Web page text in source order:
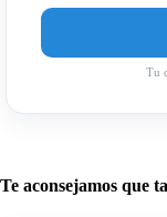
Tu
Te aconsejamos que